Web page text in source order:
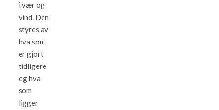
i vær og
vind. Den
styres av
hva som
er gjort
tidligere
og hva
som
ligger